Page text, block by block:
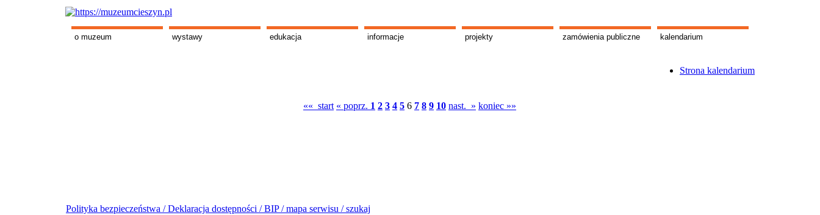
o muzeum wystawy edukacja informacje projekty zamówienia publiczne kalendarium
Strona kalendarium
«« start « poprz. 1 2 3 4 5 6 7 8 9 10 nast. » koniec »»
Polityka bezpieczeństwa /Deklaracja dostępności /BIP /mapa serwisu /szukaj